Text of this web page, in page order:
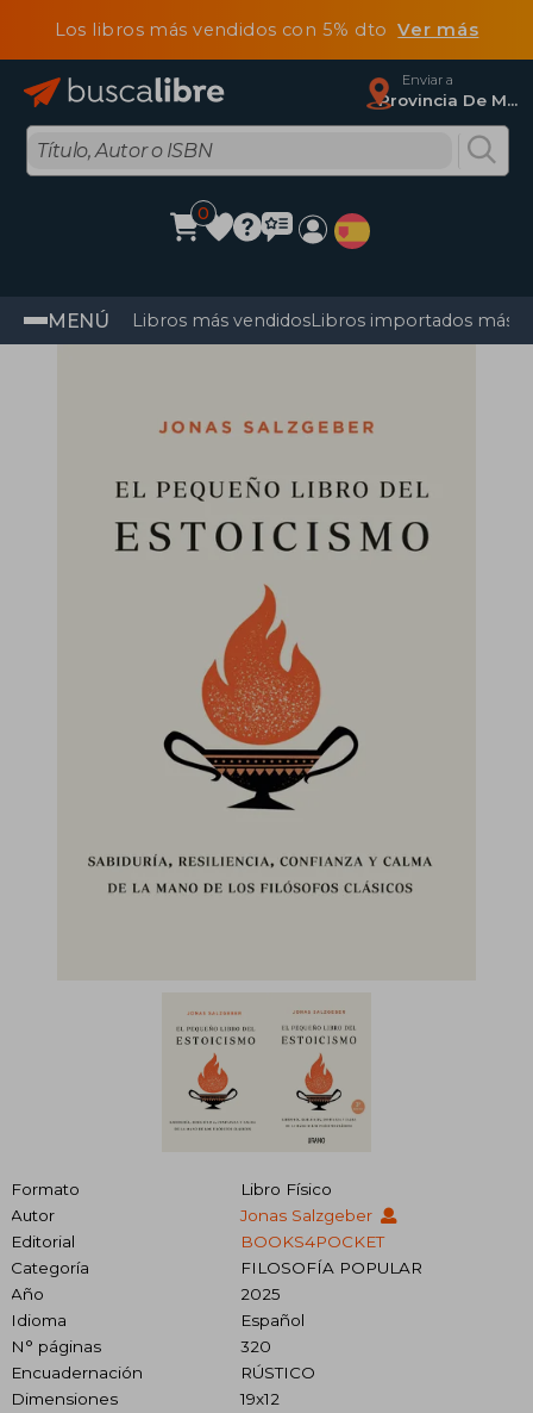
Los libros más vendidos con 5% dtoVer más
Enviar a
Provincia De Madrid
0
MENÚ Libros más vendidosLibros importados más
Formato
Libro Físico
Autor
Jonas Salzgeber
Editorial
BOOKS4POCKET
Categoría
FILOSOFÍA POPULAR
Año
2025
Idioma
Español
N° páginas
320
Encuadernación
RÚSTICO
Dimensiones
19x12